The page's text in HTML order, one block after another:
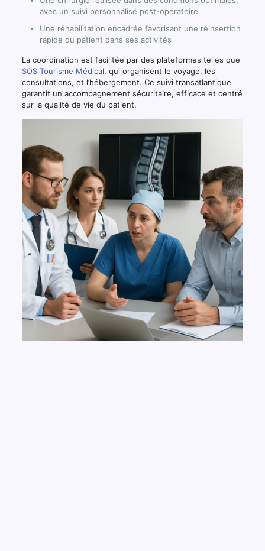
avec un suivi personnalisé post-opératoire
Une réhabilitation encadrée favorisant une réinsertion
rapide du patient dans ses activités
La coordination est facilitée par des plateformes telles que
SOS Tourisme Médical, qui organisent le voyage, les
consultations, et l’hébergement. Ce suivi transatlantique
garantit un accompagnement sécuritaire, efficace et centré
sur la qualité de vie du patient.